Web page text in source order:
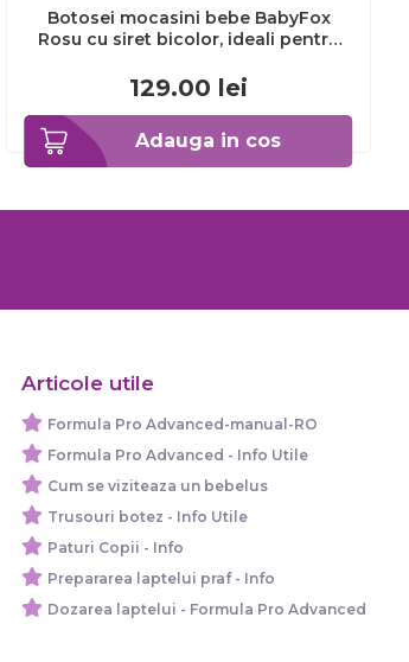
Adauga in cos
Botosei mocasini bebe BabyFox
Rosu cu siret bicolor, ideali pentru
129.00 lei
Articole utile
Formula Pro Advanced-manual-RO
Formula Pro Advanced - Info Utile
Cum se viziteaza un bebelus
Trusouri botez - Info Utile
Paturi Copii - Info
Prepararea laptelui praf - Info
Dozarea laptelui - Formula Pro Advanced